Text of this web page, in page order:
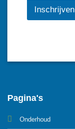
Inschrijven
Pagina's
Onderhoud